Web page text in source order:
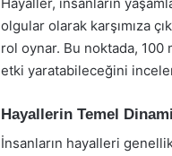
olgular olarak karşımıza
rol oynar. Bu noktada,
etki yaratabileceğini
Hayallerin Temel
İnsanların hayalleri